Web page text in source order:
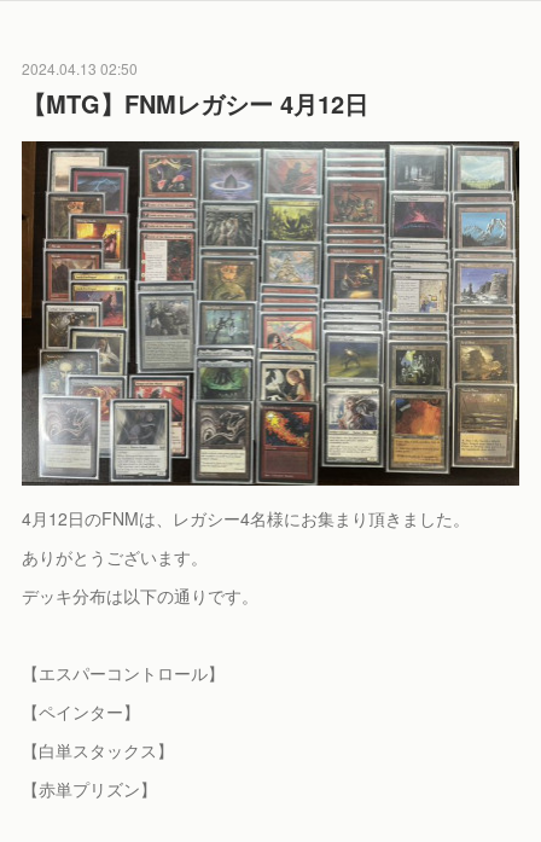
2024.04.13 02:50
【MTG】FNMレガシー 4月12日
4月12日のFNMは、レガシー4名様にお集まり頂きました。
ありがとうございます。
デッキ分布は以下の通りです。
【エスパーコントロール】
【ペインター】
【白単スタックス】
【赤単プリズン】